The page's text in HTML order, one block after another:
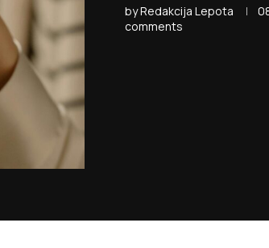
byRedakcija Lepota
comments